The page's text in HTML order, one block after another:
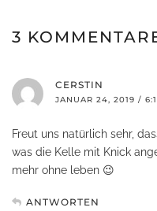
3
CERSTIN
JANUAR 24, 2019 /
Freut uns natürlich sehr,
was die Kelle mit Knick
mehr ohne leben 😉
ANTWORTEN